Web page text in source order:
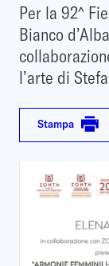
Per la 92^
Bianco
l’arte di
Stampa